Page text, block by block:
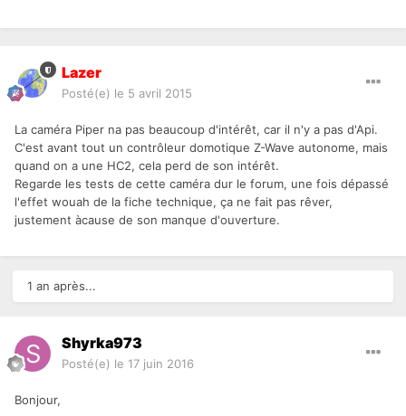
Lazer
Posté(e) le 5 avril 2015
La caméra Piper na pas beaucoup d'intérêt, car il n'y a pas d'Api.
C'est avant tout un contrôleur domotique Z-Wave autonome, mais
quand on a une HC2, cela perd de son intérêt.
Regarde les tests de cette caméra dur le forum, une fois dépassé
l'effet wouah de la fiche technique, ça ne fait pas rêver,
justement àcause de son manque d'ouverture.
1 an après...
Shyrka973
Posté(e) le 17 juin 2016
Bonjour,